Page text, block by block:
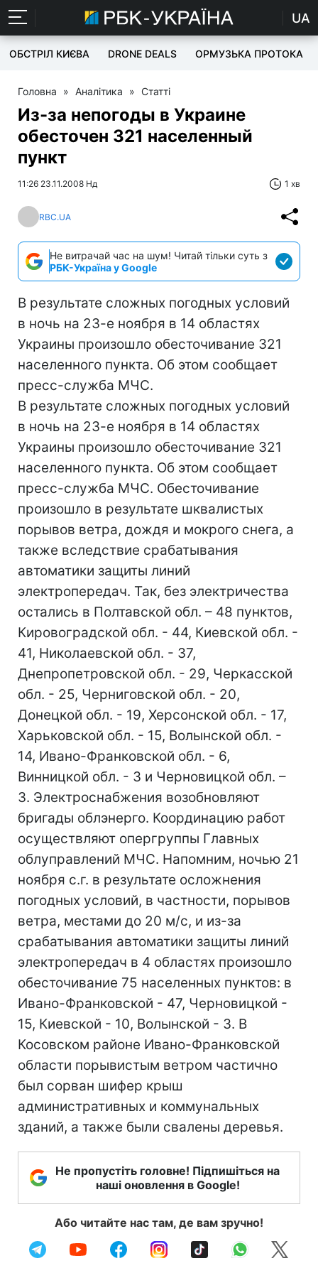
UA
ОБСТРІЛ КИЄВА DRONE DEALS ОРМУЗЬКА ПРОТОКА
Головна » Аналітика » Статті
Из-за непогоды в Украине
обесточен 321 населенный
пункт
11:26 23.11.2008 Нд 1 хв
RBC.UA
Не витрачай час на шум! Читай тільки суть з
РБК-Україна у Google
В результате сложных погодных условий
в ночь на 23-е ноября в 14 областях
Украины произошло обесточивание 321
населенного пункта. Об этом сообщает
пресс-служба МЧС.
В результате сложных погодных условий
в ночь на 23-е ноября в 14 областях
Украины произошло обесточивание 321
населенного пункта. Об этом сообщает
пресс-служба МЧС. Обесточивание
произошло в результате шквалистых
порывов ветра, дождя и мокрого снега, а
также вследствие срабатывания
автоматики защиты линий
электропередач. Так, без электричества
остались в Полтавской обл. – 48 пунктов,
Кировоградской обл. - 44, Киевской обл. -
41, Николаевской обл. - 37,
Днепропетровской обл. - 29, Черкасской
обл. - 25, Черниговской обл. - 20,
Донецкой обл. - 19, Херсонской обл. - 17,
Харьковской обл. - 15, Волынской обл. -
14, Ивано-Франковской обл. - 6,
Винницкой обл. - 3 и Черновицкой обл. –
3. Электроснабжения возобновляют
бригады облэнерго. Координацию работ
осуществляют опергруппы Главных
облуправлений МЧС. Напомним, ночью 21
ноября с.г. в результате осложнения
погодных условий, в частности, порывов
ветра, местами до 20 м/с, и из-за
срабатывания автоматики защиты линий
электропередач в 4 областях произошло
обесточивание 75 населенных пунктов: в
Ивано-Франковской - 47, Черновицкой -
15, Киевской - 10, Волынской - 3. В
Косовском районе Ивано-Франковской
области порывистым ветром частично
был сорван шифер крыш
административных и коммунальных
зданий, а также были свалены деревья.
Не пропустіть головне! Підпишіться на
наші оновлення в Google!
Або читайте нас там, де вам зручно!